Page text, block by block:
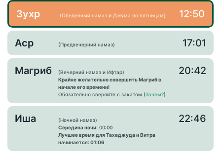
Зухр (Обеденный намаз и Джума по пятницам) 12:50
Аср (Предвечерний намаз) 17:01
Магриб
(Вечерний намаз и Ифтар)
Крайне желательно совершить Магриб в
начале его времени!
Обязательно сверяйте с закатом (Зачем?)
20:42
Иша
(Ночной намаз)
Середина ночи: 00:00
Лучшее время для Тахаджуда и Витра
начинается: 01:06
22:46